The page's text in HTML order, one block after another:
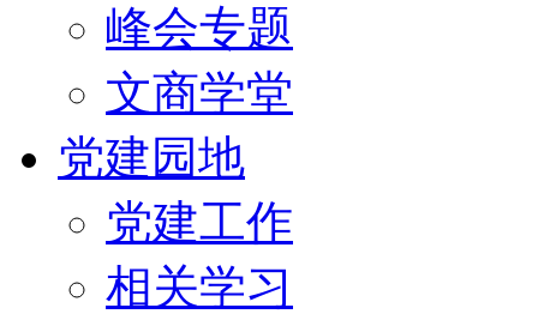
峰会专题
文商学堂
党建园地
党建工作
相关学习